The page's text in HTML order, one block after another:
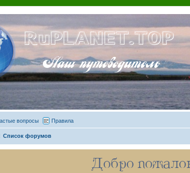
RuPLANET.TOP
Наш путеводитель
вопросы Правила
Список форумов
Добро